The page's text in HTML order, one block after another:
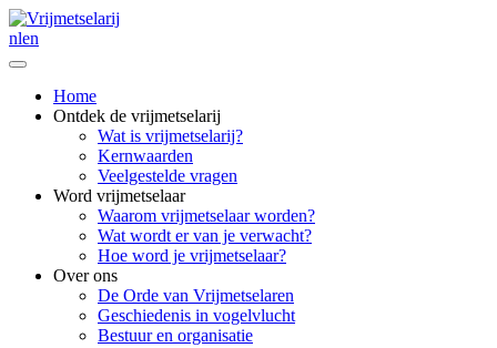
nlen
Home
Ontdek de vrijmetselarij
Wat is vrijmetselarij?
Kernwaarden
Veelgestelde vragen
Word vrijmetselaar
Waarom vrijmetselaar worden?
Wat wordt er van je verwacht?
Hoe word je vrijmetselaar?
Over ons
De Orde van Vrijmetselaren
Geschiedenis in vogelvlucht
Bestuur en organisatie